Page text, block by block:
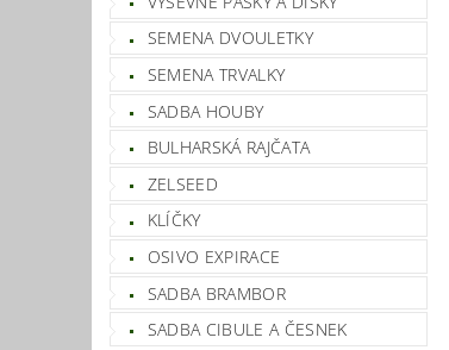
SEMENA DVOULETKY
SEMENA TRVALKY
SADBA HOUBY
BULHARSKÁ RAJČATA
ZELSEED
KLÍČKY
OSIVO EXPIRACE
SADBA BRAMBOR
SADBA CIBULE A ČESNEK